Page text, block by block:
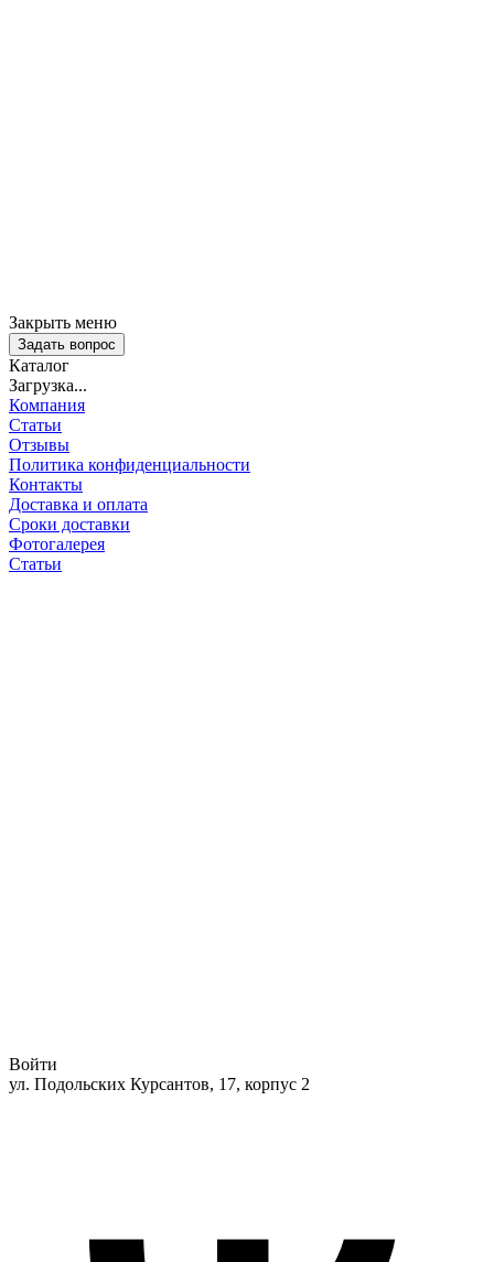
Закрыть меню
Задать вопрос
Каталог
Загрузка...
Компания
Статьи
Отзывы
Политика конфиденциальности
Контакты
Доставка и оплата
Сроки доставки
Фотогалерея
Статьи
Войти
ул. Подольских Курсантов, 17, корпус 2